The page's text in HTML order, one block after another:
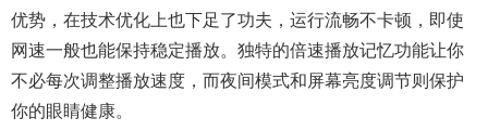
优势，在技术优化上也下足了功夫，运行流畅不卡顿，即使
网速一般也能保持稳定播放。独特的倍速播放记忆功能让你
不必每次调整播放速度，而夜间模式和屏幕亮度调节则保护
你的眼睛健康。